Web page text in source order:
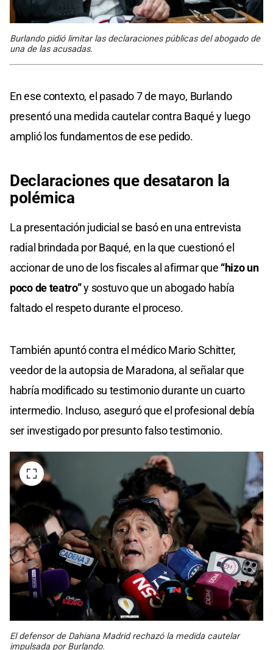
Burlando pidió limitar las declaraciones públicas del abogado de
una de las acusadas.
En ese contexto, el pasado 7 de mayo, Burlando
presentó una medida cautelar contra Baqué y luego
amplió los fundamentos de ese pedido.
Declaraciones que desataron la
polémica
La presentación judicial se basó en una entrevista
radial brindada por Baqué, en la que cuestionó el
accionar de uno de los fiscales al afirmar que “hizo un
poco de teatro”y sostuvo que un abogado había
faltado el respeto durante el proceso.
También apuntó contra el médico Mario Schitter,
veedor de la autopsia de Maradona, al señalar que
habría modificado su testimonio durante un cuarto
intermedio. Incluso, aseguró que el profesional debía
ser investigado por presunto falso testimonio.
El defensor de Dahiana Madrid rechazó la medida cautelar
impulsada por Burlando.